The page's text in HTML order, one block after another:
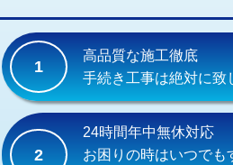
交換・取付(単水栓（壁付・デッキ
式）)
交換・取付(混合水栓（壁付・デッキ
式・ワンホール）)
交換・取付(排水栓・排水トラップ
（P/S/ポップアップ））
1
高品質な施工徹底
手続き工事は絶対に致
2
24時間年中無休対応
お困りの時はいつでも